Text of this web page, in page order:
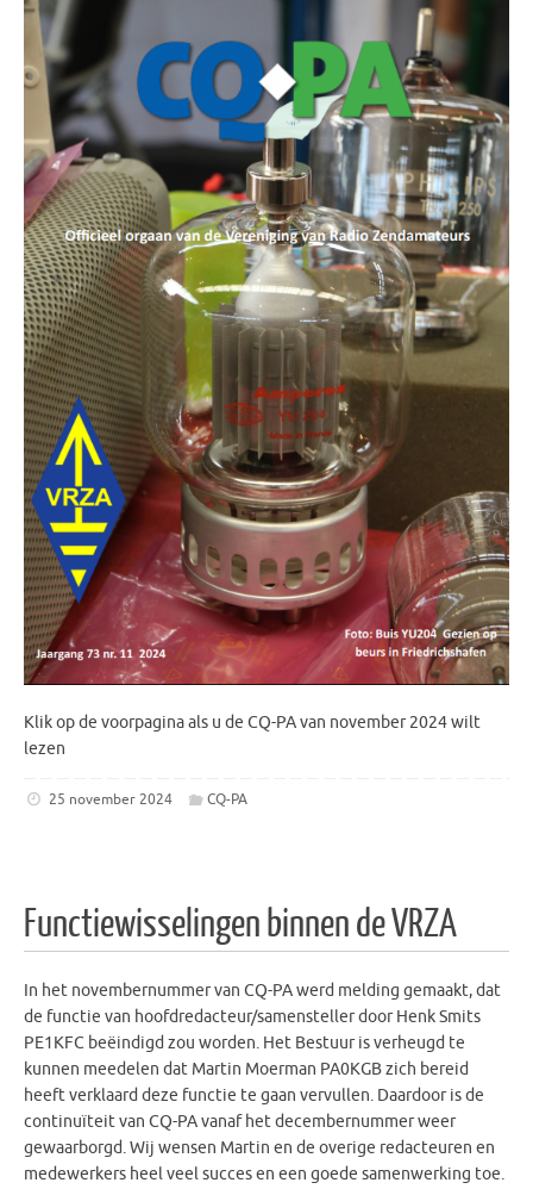
Klik op de voorpagina als u de CQ-PA van november 2024 wilt
lezen
25 november 2024 CQ-PA
Functiewisselingen binnen de VRZA
In het novembernummer van CQ-PA werd melding gemaakt, dat
de functie van hoofdredacteur/samensteller door Henk Smits
PE1KFC beëindigd zou worden. Het Bestuur is verheugd te
kunnen meedelen dat Martin Moerman PA0KGB zich bereid
heeft verklaard deze functie te gaan vervullen. Daardoor is de
continuïteit van CQ-PA vanaf het decembernummer weer
gewaarborgd. Wij wensen Martin en de overige redacteuren en
medewerkers heel veel succes en een goede samenwerking toe.